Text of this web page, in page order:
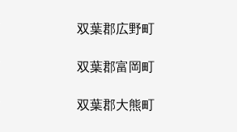
双葉郡広野町
双葉郡富岡町
双葉郡大熊町